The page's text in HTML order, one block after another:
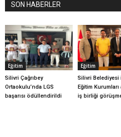
SON HABERLER
Eğitim
Silivri Çağrıbey
Ortaokulu’nda LGS
başarısı ödüllendirildi
Eğitim
Silivri Belediyesi
Eğitim Kurumları
iş birliği